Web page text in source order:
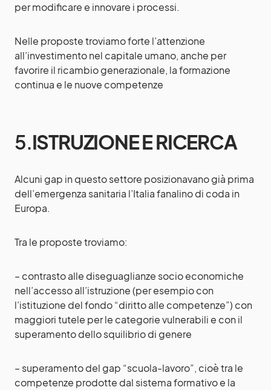
per modificare e innovare i processi.
Nelle proposte troviamo forte l’attenzione
all’investimento nel capitale umano, anche per
favorire il ricambio generazionale, la formazione
continua e le nuove competenze
5.ISTRUZIONE E RICERCA
Alcuni gap in questo settore posizionavano già prima
dell’emergenza sanitaria l’Italia fanalino di coda in
Europa.
Tra le proposte troviamo:
– contrasto alle diseguaglianze socio economiche
nell’accesso all’istruzione (per esempio con
l’istituzione del fondo “diritto alle competenze”) con
maggiori tutele per le categorie vulnerabili e con il
superamento dello squilibrio di genere
– superamento del gap “scuola-lavoro”, cioè tra le
competenze prodotte dal sistema formativo e la